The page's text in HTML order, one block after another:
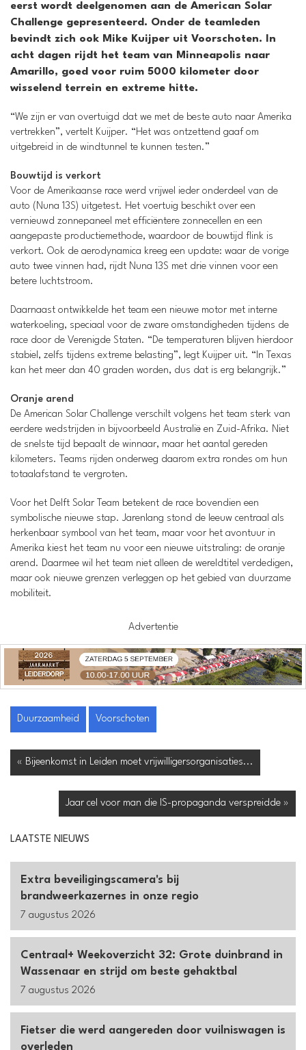
eerst wordt deelgenomen aan de American Solar
Challenge gepresenteerd. Onder de teamleden
bevindt zich ook Mike Kuijper uit Voorschoten. In
acht dagen rijdt het team van Minneapolis naar
Amarillo, goed voor ruim 5000 kilometer door
wisselend terrein en extreme hitte.
“We zijn er van overtuigd dat we met de beste auto naar Amerika
vertrekken”, vertelt Kuijper. “Het was ontzettend gaaf om
uitgebreid in de windtunnel te kunnen testen.”
Bouwtijd is verkort
Voor de Amerikaanse race werd vrijwel ieder onderdeel van de
auto (Nuna 13S) uitgetest. Het voertuig beschikt over een
vernieuwd zonnepaneel met efficiëntere zonnecellen en een
aangepaste productiemethode, waardoor de bouwtijd flink is
verkort. Ook de aerodynamica kreeg een update: waar de vorige
auto twee vinnen had, rijdt Nuna 13S met drie vinnen voor een
betere luchtstroom.
Daarnaast ontwikkelde het team een nieuwe motor met interne
waterkoeling, speciaal voor de zware omstandigheden tijdens de
race door de Verenigde Staten. “De temperaturen blijven hierdoor
stabiel, zelfs tijdens extreme belasting”, legt Kuijper uit. “In Texas
kan het meer dan 40 graden worden, dus dat is erg belangrijk.”
Oranje arend
De American Solar Challenge verschilt volgens het team sterk van
eerdere wedstrijden in bijvoorbeeld Australië en Zuid-Afrika. Niet
de snelste tijd bepaalt de winnaar, maar het aantal gereden
kilometers. Teams rijden onderweg daarom extra rondes om hun
totaalafstand te vergroten.
Voor het Delft Solar Team betekent de race bovendien een
symbolische nieuwe stap. Jarenlang stond de leeuw centraal als
herkenbaar symbool van het team, maar voor het avontuur in
Amerika kiest het team nu voor een nieuwe uitstraling: de oranje
arend. Daarmee wil het team niet alleen de wereldtitel verdedigen,
maar ook nieuwe grenzen verleggen op het gebied van duurzame
mobiliteit.
Advertentie
Duurzaamheid Voorschoten
« Bijeenkomst in Leiden moet vrijwilligersorganisaties...
Jaar cel voor man die IS-propaganda verspreidde »
LAATSTE NIEUWS
Extra beveiligingscamera's bij
brandweerkazernes in onze regio
7 augustus 2026
Centraal+ Weekoverzicht 32: Grote duinbrand in
Wassenaar en strijd om beste gehaktbal
7 augustus 2026
Fietser die werd aangereden door vuilniswagen is
overleden